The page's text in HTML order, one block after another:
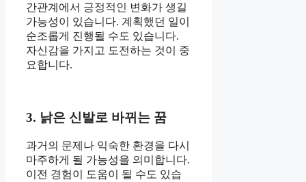
간관계에서 긍정적인 변화가 생길
가능성이 있습니다. 계획했던 일이
순조롭게 진행될 수도 있습니다.
자신감을 가지고 도전하는 것이 중
요합니다.
3. 낡은 신발로 바뀌는 꿈
과거의 문제나 익숙한 환경을 다시
마주하게 될 가능성을 의미합니다.
이전 경험이 도움이 될 수도 있습